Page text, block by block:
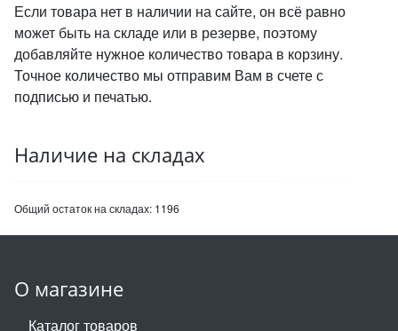
Если товара нет в наличии на сайте, он всё равно
может быть на складе или в резерве, поэтому
добавляйте нужное количество товара в корзину.
Точное количество мы отправим Вам в счете с
подписью и печатью.
Наличие на складах
Общий остаток на складах: 1196
О магазине
Каталог товаров